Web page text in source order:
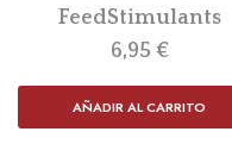
FeedStimulants
6,95 €
AÑADIR AL CARRITO